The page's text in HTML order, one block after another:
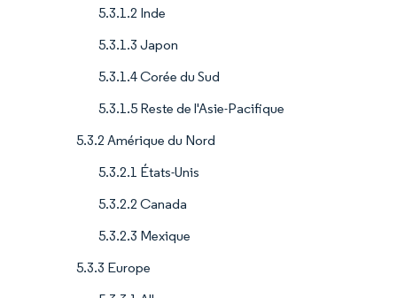
5.3.1.2 Inde
5.3.1.3 Japon
5.3.1.4 Corée du Sud
5.3.1.5 Reste de l'Asie-Pacifique
5.3.2 Amérique du Nord
5.3.2.1 États-Unis
5.3.2.2 Canada
5.3.2.3 Mexique
5.3.3 Europe